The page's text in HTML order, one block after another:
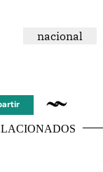
nacional